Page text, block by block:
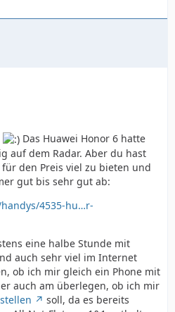
Das Huawei Honor 6 hatte
auf dem Radar. Aber du hast
den Preis viel zu bieten und
gut bis sehr gut ab:
4535-hu…r-
eine halbe Stunde mit
auch sehr viel im Internet
ob ich mir gleich ein Phone mit
auch am überlegen, ob ich mir
soll, da es bereits